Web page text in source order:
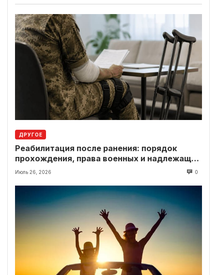
ДРУГОЕ
Реабилитация после ранения: порядок
прохождения, права военных и надлежащие
выплаты
Июль 26, 2026 0